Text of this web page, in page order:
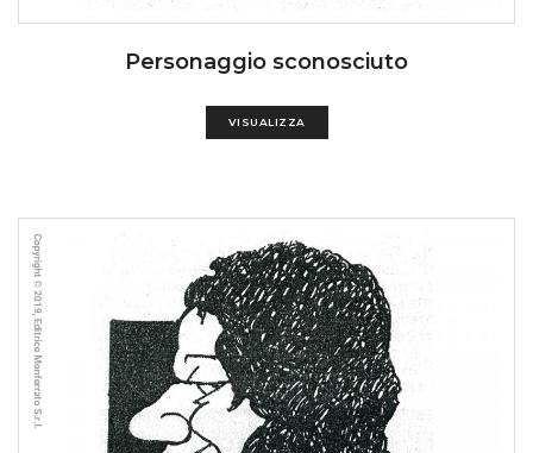
Personaggio sconosciuto
VISUALIZZA